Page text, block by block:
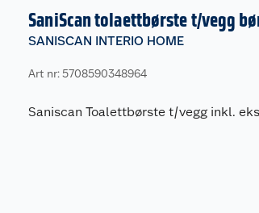
SaniScan tolaettbørste t/vegg
SANISCAN INTERIO HOME
Art nr: 5708590348964
Saniscan Toalettbørste t/vegg inkl.